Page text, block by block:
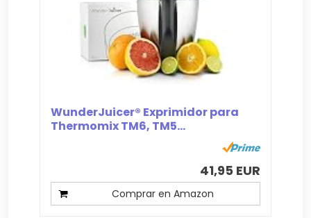
WunderJuicer® Exprimidor para
Thermomix TM6, TM5...
41,95 EUR
Comprar en Amazon